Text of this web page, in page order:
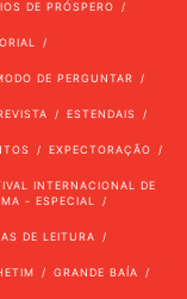
DE PRÓSPERO
DE PERGUNTAR
ESTENDAIS
EXPECTORAÇÃO
INTERNACIONAL DE
- ESPECIAL
DE LEITURA
GRANDE BAÍA